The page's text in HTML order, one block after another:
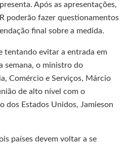
Após as apresentações,
poderão fazer questionamentos
final sobre a medida.
tentando evitar a entrada em
semana, o ministro do
Comércio e Serviços, Márcio
de alto nível com o
dos Estados Unidos, Jamieson
países devem voltar a se